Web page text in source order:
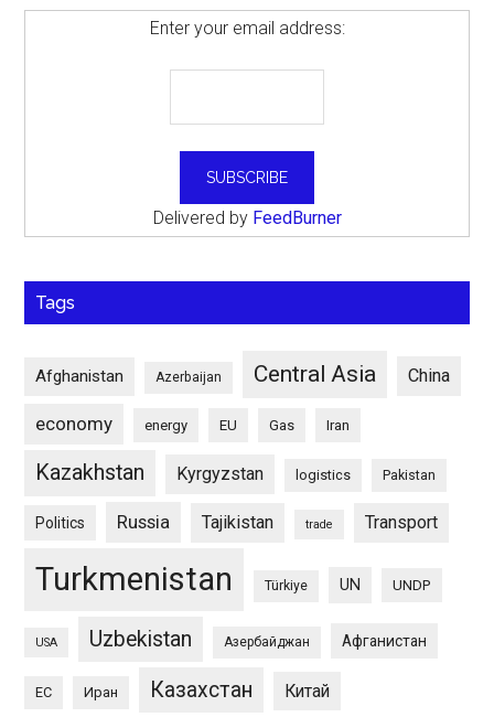
Enter your email address:
Delivered by FeedBurner
Tags
Afghanistan Azerbaijan Central Asia China
economy energy EU Gas Iran
Kazakhstan Kyrgyzstan logistics Pakistan
Politics Russia Tajikistan trade Transport
Turkmenistan Türkiye UN UNDP
USA Uzbekistan Азербайджан Афганистан
ЕС Иран Казахстан Китай